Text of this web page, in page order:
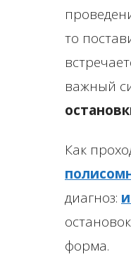
то
важный
Как
диагноз:
форма.